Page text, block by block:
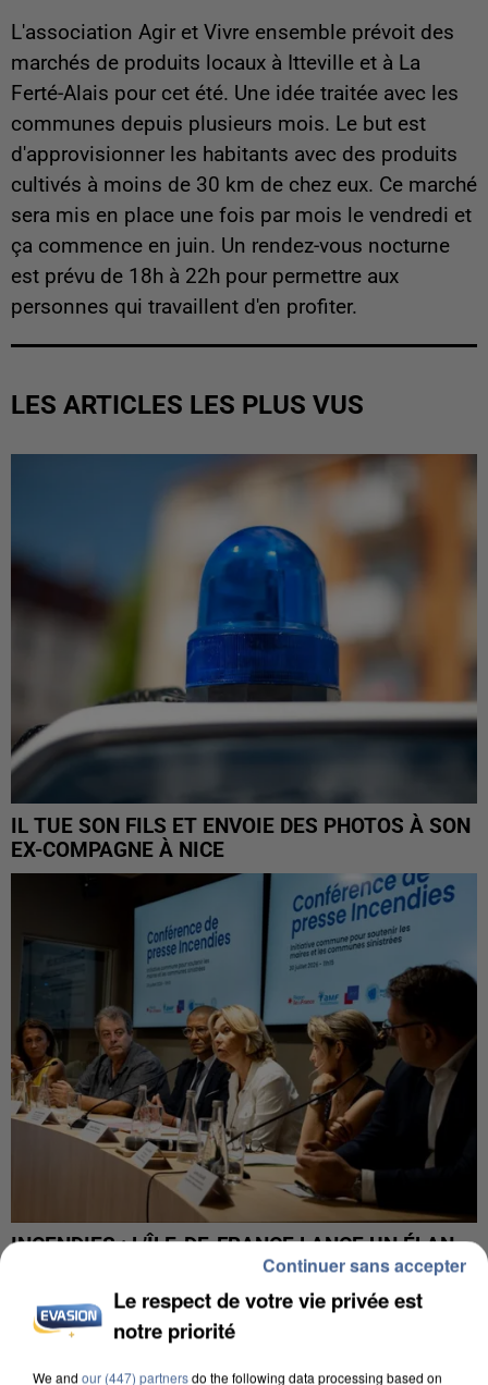
L'association Agir et Vivre ensemble prévoit des
marchés de produits locaux à Itteville et à La
Ferté-Alais pour cet été. Une idée traitée avec les
communes depuis plusieurs mois. Le but est
d'approvisionner les habitants avec des produits
cultivés à moins de 30 km de chez eux. Ce marché
sera mis en place une fois par mois le vendredi et
ça commence en juin. Un rendez-vous nocturne
est prévu de 18h à 22h pour permettre aux
personnes qui travaillent d'en profiter.
LES ARTICLES LES PLUS VUS
IL TUE SON FILS ET ENVOIE DES PHOTOS À SON
EX-COMPAGNE À NICE
INCENDIES : L’ÎLE-DE-FRANCE LANCE UN ÉLAN
DE SOLIDARITÉ AVEC LES...
Le respect de votre vie privée est
notre priorité
We and our (447) partnersdo the following data processing based on
Continuer sans accepter